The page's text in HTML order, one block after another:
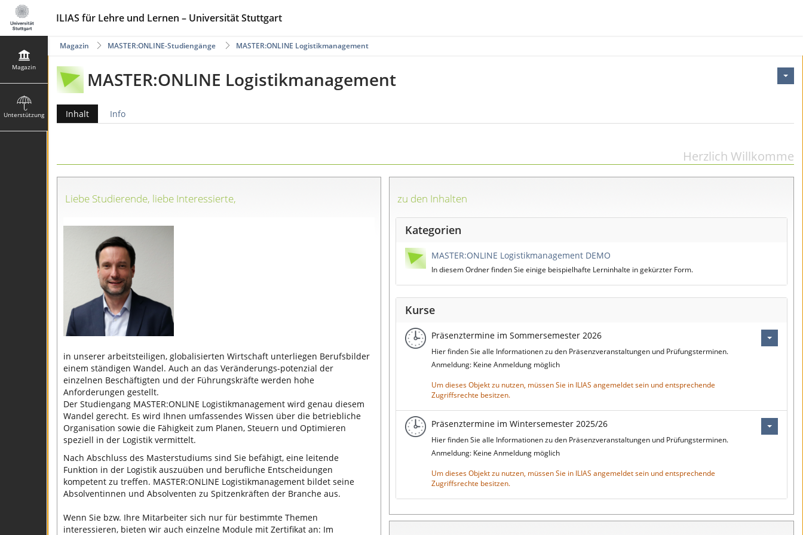
ILIAS für Lehre und Lernen – Universität Stuttgart
Magazin
Unterstützung
MASTER:ONLINE Logistikmanagement
MASTER:ONLINE-Studiengänge
Magazin
MASTER:ONLINE Logistikmanagement
Inhalt Info
Herzlich Willkomme
Liebe Studierende, liebe Interessierte,
in unserer arbeitsteiligen, globalisierten Wirtschaft unterliegen Berufsbilder
einem ständigen Wandel. Auch an das Veränderungs-potenzial der
einzelnen Beschäftigten und der Führungskräfte werden hohe
Anforderungen gestellt.
Der Studiengang MASTER:ONLINE Logistikmanagement wird genau diesem
Wandel gerecht. Es wird Ihnen umfassendes Wissen über die betriebliche
Organisation sowie die Fähigkeit zum Planen, Steuern und Optimieren
speziell in der Logistik vermittelt.
Nach Abschluss des Masterstudiums sind Sie befähigt, eine leitende
Funktion in der Logistik auszuüben und berufliche Entscheidungen
kompetent zu treffen. MASTER:ONLINE Logistikmanagement bildet seine
Absolventinnen und Absolventen zu Spitzenkräften der Branche aus.
Wenn Sie bzw. Ihre Mitarbeiter sich nur für bestimmte Themen
interessieren, bieten wir auch einzelne Module mit Zertifikat an: Im
zu den Inhalten
Kategorien
MASTER:ONLINE Logistikmanagement DEMO
In diesem Ordner finden Sie einige beispielhafte Lerninhalte in gekürzter Form.
Kurse
Präsenztermine im Sommersemester 2026
Hier finden Sie alle Informationen zu den Präsenzveranstaltungen und Prüfungsterminen.
Anmeldung: Keine Anmeldung möglich
Um dieses Objekt zu nutzen, müssen Sie in ILIAS angemeldet sein und entsprechende
Zugriffsrechte besitzen.
Präsenztermine im Wintersemester 2025/26
Hier finden Sie alle Informationen zu den Präsenzveranstaltungen und Prüfungsterminen.
Anmeldung: Keine Anmeldung möglich
Um dieses Objekt zu nutzen, müssen Sie in ILIAS angemeldet sein und entsprechende
Zugriffsrechte besitzen.